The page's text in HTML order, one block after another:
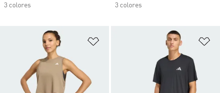
3 colores
3 colores
Añadir a la lista de deseos